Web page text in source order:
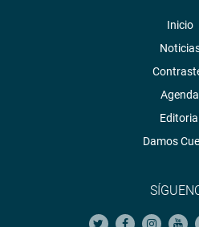
Inicio
Agenda
Damos